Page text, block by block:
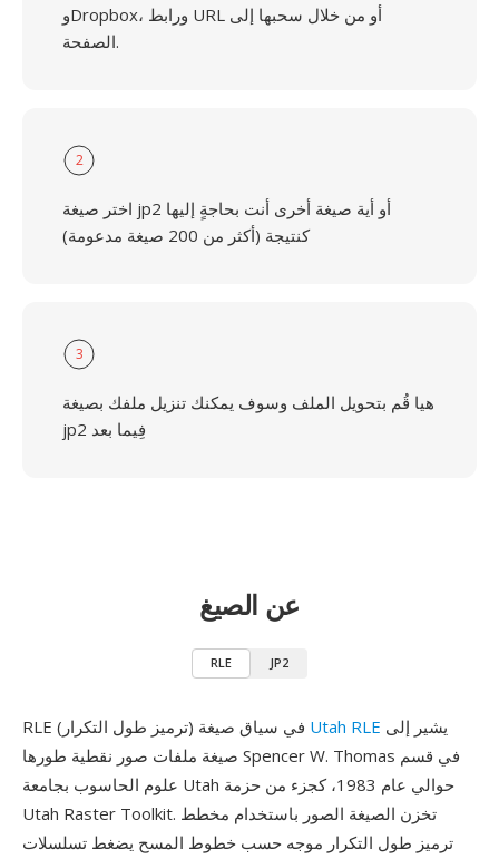
وDropbox، ورابط URL أو من خلال سحبها إلى
الصفحة.
2
اختر صيغة jp2 أو أية صيغة أخرى أنت بحاجةٍ إليها
كنتيجة (أكثر من 200 صيغة مدعومة)
3
هيا قُم بتحويل الملف وسوف يمكنك تنزيل ملفك بصيغة
jp2 فِيما بعد
عن الصيغ
RLE JP2
Utah RLE
صيغة ملفات صور نقطية طورها Spencer W. Thomas في قسم
علوم الحاسوب بجامعة Utah حوالي عام 1983، كجزء من حزمة
Utah Raster Toolkit. تخزن الصيغة الصور باستخدام مخطط
ترميز طول التكرار موجه حسب خطوط المسح يضغط تسلسلات